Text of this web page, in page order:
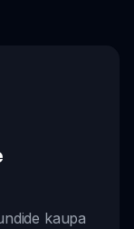
kaupa